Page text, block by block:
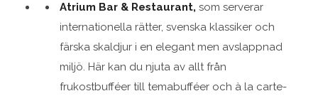
Atrium Bar & Restaurant, som serverar
internationella rätter, svenska klassiker och
färska skaldjur i en elegant men avslappnad
miljö. Här kan du njuta av allt från
frukostbufféer till temabufféer och à la carte-